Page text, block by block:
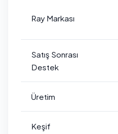
Ray Markası
Satış Sonrası
Destek
Üretim
Keşif